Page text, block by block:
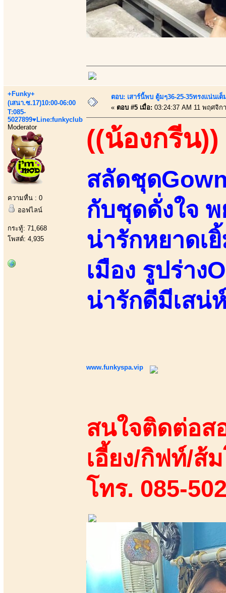
+Funky+
(เสนา.ซ.17)10:00-06:00
T:085-
5027899♥Line:funkyclub
Moderator
ความหื่น : 0
ออฟไลน์
กระทู้: 71,668
โพสต์: 4,935
ตอบ: เสาร์นี้พบ ตู้มๆ36-25-35ทรงแน่นเ
« ตอบ #5 เมื่อ: 03:24:37 AM 11 พฤศจิก
((น้องกรีน))
สลัดชุด
กับชุดดั่งใจ
น่ารักหยาดเ
เมือง รูปร่าง
น่ารักดีมีเสน่
www.funkyspa.vip
สนใจติดต่อส
เอี้ยง/กิฟท์/ส้
โทร. 085-